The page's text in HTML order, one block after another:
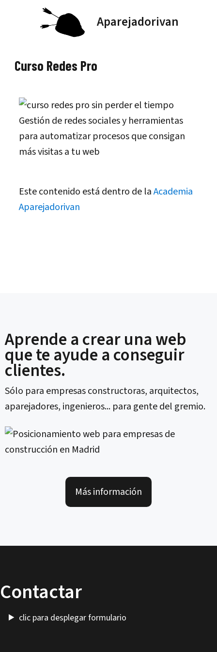
Aparejadorivan
Curso Redes Pro
Gestión de redes sociales y herramientas
para automatizar procesos que consigan
más visitas a tu web
Este contenido está dentro de laAcademia
Aparejadorivan
Aprende a crear una web
que te ayude a conseguir
clientes.
Sólo para empresas constructoras, arquitectos,
aparejadores, ingenieros... para gente del gremio.
Más información
Contactar
clic para desplegar formulario